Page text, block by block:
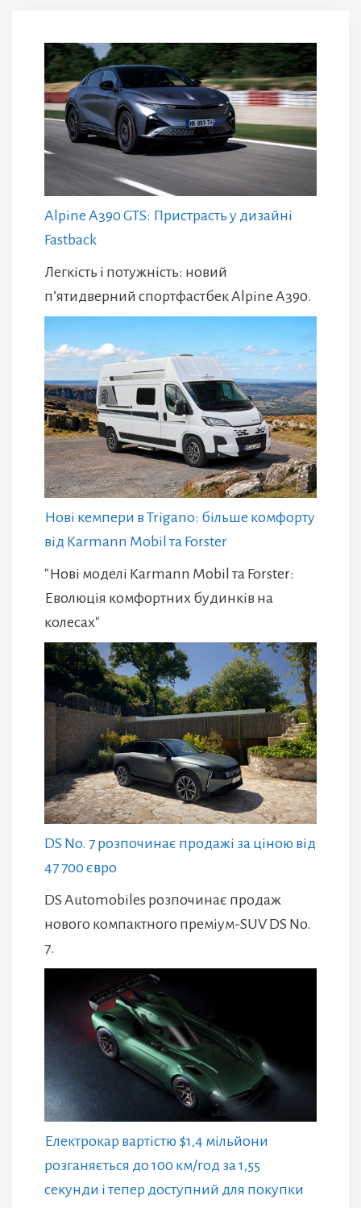
Alpine A390 GTS: Пристрасть у дизайні
Fastback
Легкість і потужність: новий
п’ятидверний спортфастбек Alpine A390.
Нові кемпери в Trigano: більше комфорту
від Karmann Mobil та Forster
"Нові моделі Karmann Mobil та Forster:
Еволюція комфортних будинків на
колесах"
DS No. 7 розпочинає продажі за ціною від
47 700 євро
DS Automobiles розпочинає продаж
нового компактного преміум-SUV DS No.
7.
Електрокар вартістю $1,4 мільйони
розганяється до 100 км/год за 1,55
секунди і тепер доступний для покупки